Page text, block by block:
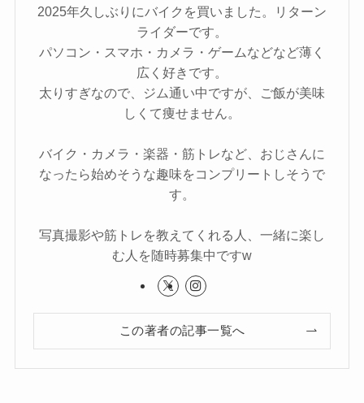
2025年久しぶりにバイクを買いました。リターン
ライダーです。
パソコン・スマホ・カメラ・ゲームなどなど薄く
広く好きです。
太りすぎなので、ジム通い中ですが、ご飯が美味
しくて痩せません。
バイク・カメラ・楽器・筋トレなど、おじさんに
なったら始めそうな趣味をコンプリートしそうで
す。
写真撮影や筋トレを教えてくれる人、一緒に楽し
む人を随時募集中ですw
この著者の記事一覧へ